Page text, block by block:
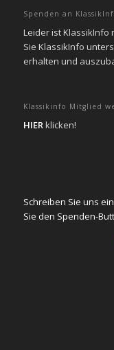
Spenden an
Leider ist KlassikInfo
Sie KlassikInfo
erhalten und
Klassikinfo Mitglied
HIERklicken!
Schreiben Sie uns
Sie den Spenden-